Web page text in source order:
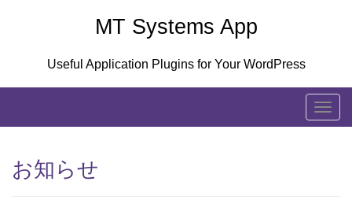
MT Systems App
Useful Application Plugins for Your WordPress
T
o
お知らせ